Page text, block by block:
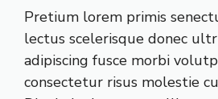
Pretium lorem primis
lectus scelerisque donec
adipiscing fusce morbi
consectetur risus molestie